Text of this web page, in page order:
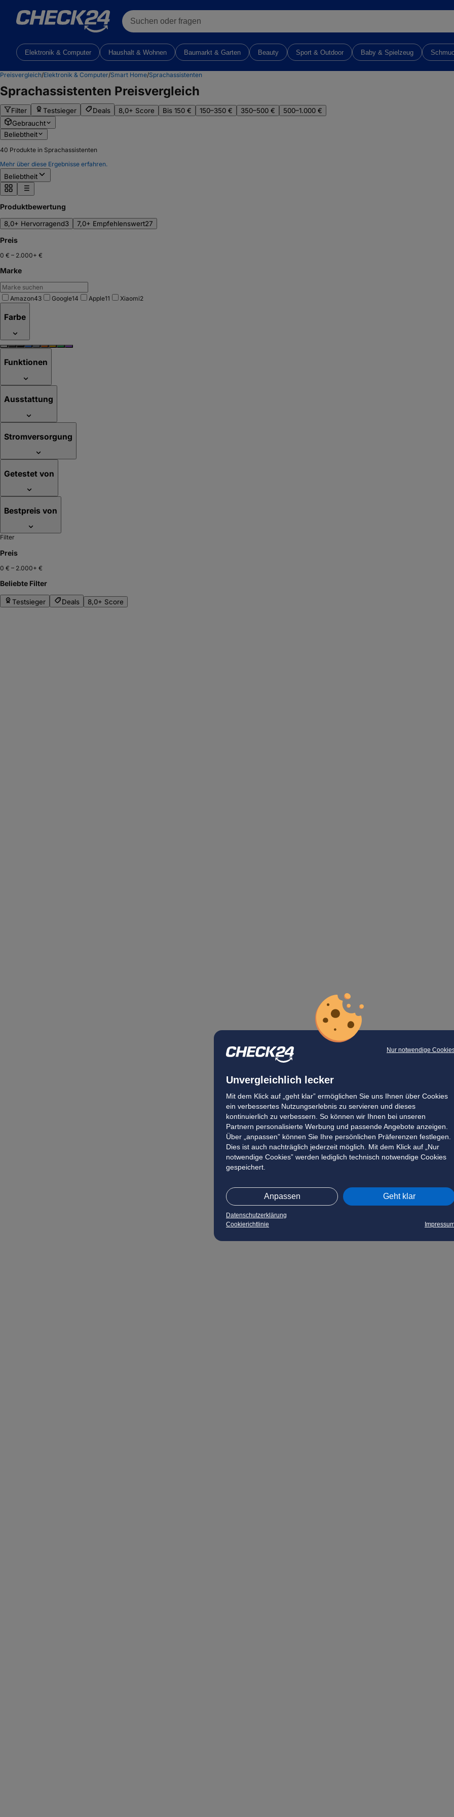
Nur notwendige
Unvergleichlich lecker
Mit dem Klick auf „geht klar” ermöglichen Sie uns Ihnen über Cookies
ein verbessertes Nutzungserlebnis zu servieren und dieses
kontinuierlich zu verbessern. So können wir Ihnen bei unseren
Partnern personalisierte Werbung und passende Angebote anzeigen.
Über „anpassen” können Sie Ihre persönlichen Präferenzen festlegen.
Dies ist auch nachträglich jederzeit möglich. Mit dem Klick auf „Nur
notwendige Cookies” werden lediglich technisch notwendige Cookies
gespeichert.
Anpassen Geht klar
Datenschutzerklärung
Cookierichtlinie
Suchen oder fragen
Elektronik & Computer Haushalt & Wohnen Baumarkt & Garten Beauty Sport & Outdoor Baby & Spielzeug
Preisvergleich/Elektronik & Computer/Smart Home/Sprachassistenten
Sprachassistenten Preisvergleich
Filter Testsieger Deals 8,0+ Score Bis 150 € 150–350 € 350–500 €
500–1.000 €
Gebraucht
Beliebtheit
40 Produkte in Sprachassistenten
Mehr über diese Ergebnisse erfahren.
Beliebtheit
Produktbewertung
8,0+ Hervorragend3 7,0+ Empfehlenswert27
Preis
0 € – 2.000+ €
Marke
Amazon43 Google14 Apple11 Xiaomi2
Farbe
Funktionen
Ausstattung
Stromversorgung
Getestet von
Bestpreis von
Filter
Preis
0 € – 2.000+ €
Beliebte Filter
Testsieger Deals 8,0+ Score